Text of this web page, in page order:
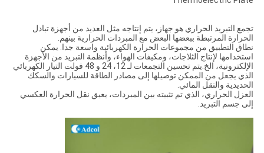
تجمع التبريد الحراري هو جهاز، يتم إنتاجه مثل العديد من أجهزة تبادل
الحرارة المرتبطة ببعضها البعض مع المبردات الحرارية بينهم.
نطاق التطبيق من مجموعات الحرارة الكهربائية واسعة جدا. يمكن
استخدامها لإنتاج الثلاجات، ومكيفات الهواء، وأنظمة التبريد من الأجهزة
الإلكترونية، الخ.يتم تحسين التجمعات لـ 12، 24 و 48 فولت التيار الكهربائي
الذي يجعل من الممكن توصيلها إلى مصادر الطاقة للسيارات والسكك
الحديدية والنقل المائي.
العزل الحراري، الذي تم تثبيته بين المبردات، يعيق نقل الحرارة العكسي
إلى جسم التبريد.